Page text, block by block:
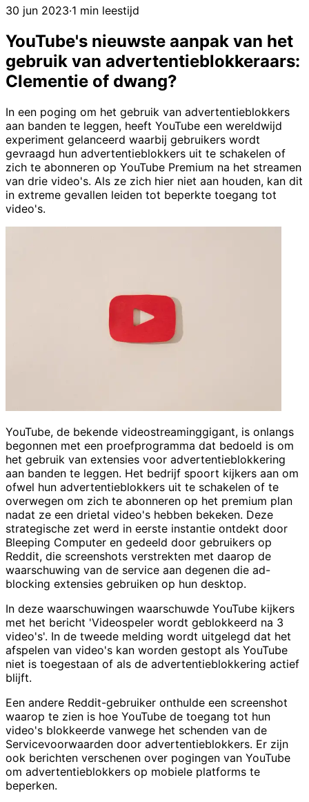
30 jun 2023·1 min leestijd
YouTube's nieuwste aanpak van het
gebruik van advertentieblokkeraars:
Clementie of dwang?
In een poging om het gebruik van advertentieblokkers
aan banden te leggen, heeft YouTube een wereldwijd
experiment gelanceerd waarbij gebruikers wordt
gevraagd hun advertentieblokkers uit te schakelen of
zich te abonneren op YouTube Premium na het streamen
van drie video's. Als ze zich hier niet aan houden, kan dit
in extreme gevallen leiden tot beperkte toegang tot
video's.
YouTube, de bekende videostreaminggigant, is onlangs
begonnen met een proefprogramma dat bedoeld is om
het gebruik van extensies voor advertentieblokkering
aan banden te leggen. Het bedrijf spoort kijkers aan om
ofwel hun advertentieblokkers uit te schakelen of te
overwegen om zich te abonneren op het premium plan
nadat ze een drietal video's hebben bekeken. Deze
strategische zet werd in eerste instantie ontdekt door
Bleeping Computer en gedeeld door gebruikers op
Reddit, die screenshots verstrekten met daarop de
waarschuwing van de service aan degenen die ad-
blocking extensies gebruiken op hun desktop.
In deze waarschuwingen waarschuwde YouTube kijkers
met het bericht 'Videospeler wordt geblokkeerd na 3
video's'. In de tweede melding wordt uitgelegd dat het
afspelen van video's kan worden gestopt als YouTube
niet is toegestaan of als de advertentieblokkering actief
blijft.
Een andere Reddit-gebruiker onthulde een screenshot
waarop te zien is hoe YouTube de toegang tot hun
video's blokkeerde vanwege het schenden van de
Servicevoorwaarden door advertentieblokkers. Er zijn
ook berichten verschenen over pogingen van YouTube
om advertentieblokkers op mobiele platforms te
beperken.